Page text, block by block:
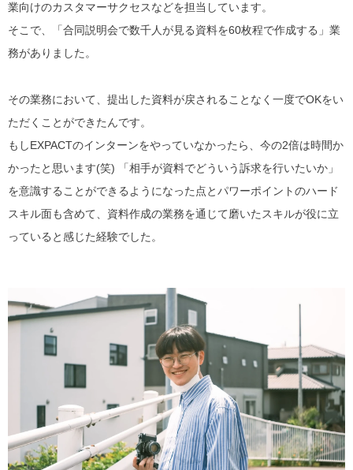
業向けのカスタマーサクセスなどを担当しています。
そこで、「合同説明会で数千人が見る資料を60枚程で作成する」 業
務がありました。
その業務において、提出した資料が戻されることなく一度でOKをい
ただくことができたんです。
もしEXPACTのインターンをやっていなかったら、今の2倍は時間か
かったと思います(笑) 「相手が資料でどういう訴求を行いたいか 」
を意識することができるようになった点とパワーポイントのハード
スキル面も含めて、 資料作成の業務を通じて磨いたスキルが役に立
っていると感じた経験でした。